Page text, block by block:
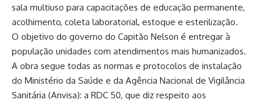
sala multiuso para capacitações de educação permanente,
acolhimento, coleta laboratorial, estoque e esterilização.
O objetivo do governo do Capitão Nelson é entregar à
população unidades com atendimentos mais humanizados.
A obra segue todas as normas e protocolos de instalação
do Ministério da Saúde e da Agência Nacional de Vigilância
Sanitária (Anvisa): a RDC 50, que diz respeito aos